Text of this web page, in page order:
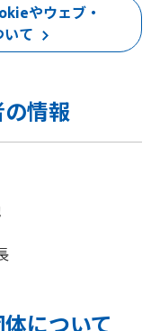
やウェブ・
いて
情報
について